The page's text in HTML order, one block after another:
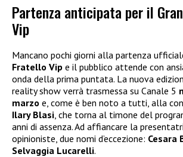
Partenza anticipata per il
Vip
Mancano pochi giorni alla partenza
Fratello Vip e il pubblico attende con
onda della prima puntata. La nuova
reality show verrà trasmessa su Canale 5
marzo e, come è ben noto a tutti, alla
Ilary Blasi , che torna al timone del
anni di assenza. Ad affiancare la
opinioniste, due nomi d’eccezione: Cesara
Selvaggia Lucarelli.